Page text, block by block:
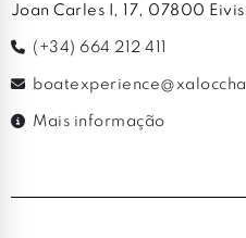
Joan Carles I, 17, 07800
(+34) 664 212 411
Mais informação